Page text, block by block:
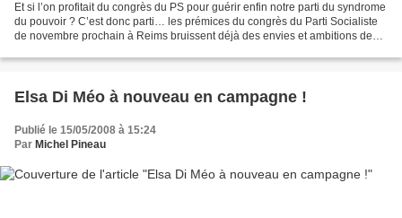
Et si l’on profitait du congrès du PS pour guérir enfin notre parti du syndrome
du pouvoir ? C’est donc parti… les prémices du congrès du Parti Socialiste
de novembre prochain à Reims bruissent déjà des envies et ambitions de
Elsa Di Méo à nouveau en campagne !
Publié le 15/05/2008 à 15:24
Par Michel Pineau